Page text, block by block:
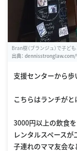
Bran樹（ブランジュ）で子ど
出典： dennisstronglaw.com/
支援センターから歩
こちらはランチが
3000円以上の飲食
レンタルスペース
子連れのママ友会な